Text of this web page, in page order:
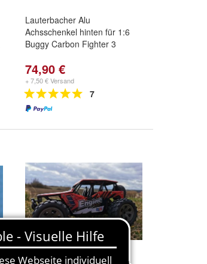
Lauterbacher Alu
Achsschenkel hinten für 1:6
Buggy Carbon Fighter 3
74,90 €
+ 7,50 € Versand
7